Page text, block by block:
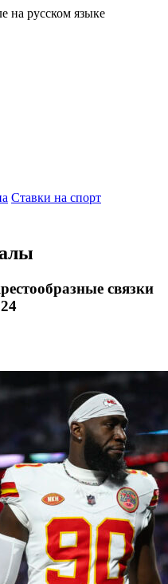
на русском языке
Ставки на спорт
связки